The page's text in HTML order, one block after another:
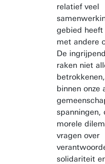
relatief veel
gebied
met andere
De
raken niet
binnen onze
spanningen,
morele
vragen over
solidariteit